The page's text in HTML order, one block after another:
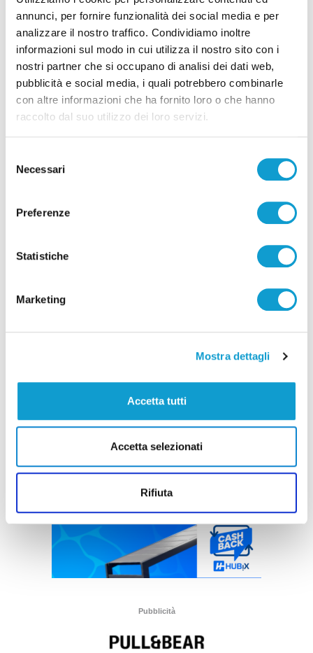
annunci, per fornire funzionalità dei social media e per
analizzare il nostro traffico. Condividiamo inoltre
informazioni sul modo in cui utilizza il nostro sito con i
nostri partner che si occupano di analisi dei dati web,
pubblicità e social media, i quali potrebbero combinarle
con altre informazioni che ha fornito loro o che hanno
raccolto dal suo utilizzo dei loro servizi.
delNecessari
Preferenze
Statistiche
Marketing
Mostra dettagli
Accetta tutti
Accetta selezionati
Rifiuta
di Rossella Luciani
Pubblicità